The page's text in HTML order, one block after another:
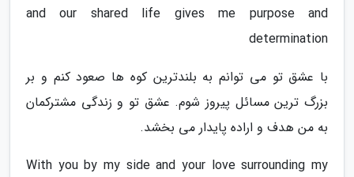
and our shared life gives me purpose and
determination
با عشق تو می توانم به بلندترین کوه ها صعود کنم و بر
بزرگ ترین مسائل پیروز شوم. عشق تو و زندگی مشترکمان
به من هدف و اراده پایدار می بخشد.
With you by my side and your love surrounding my